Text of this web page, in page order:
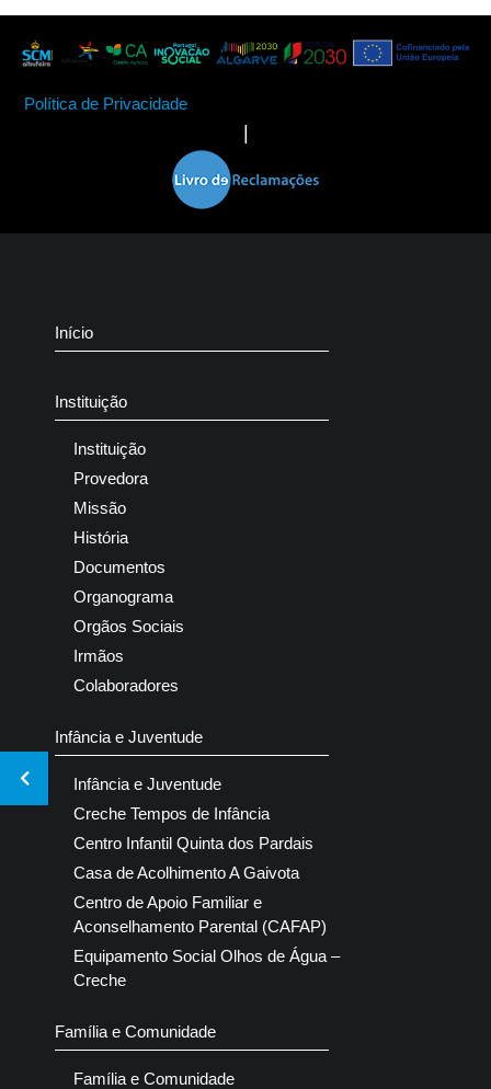
Política de Privacidade
Início
Instituição
Instituição
Provedora
Missão
História
Documentos
Organograma
Orgãos Sociais
Irmãos
Colaboradores
Infância e Juventude
Infância e Juventude
Creche Tempos de Infância
Centro Infantil Quinta dos Pardais
Casa de Acolhimento A Gaivota
Centro de Apoio Familiar e
Aconselhamento Parental (CAFAP)
Equipamento Social Olhos de Água –
Creche
Família e Comunidade
Família e Comunidade